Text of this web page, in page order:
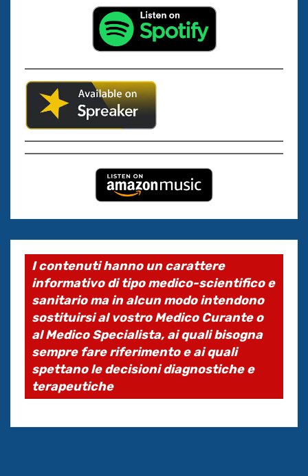
I contenuti hanno un carattere
informativo di tipo medico-scientifico e
sanitario ma in alcun modo intendono
sostituirsi al vostro Medico Curante o
al Medico Specialista, ai quali bisogna
sempre fare riferimento e ai quali
spettano le decisioni diagnostiche e
terapeutiche